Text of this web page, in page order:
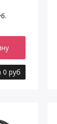
0 руб